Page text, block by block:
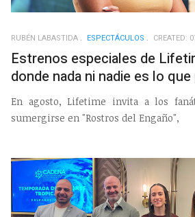
RUBÉN LABASTIDA ESPECTÁCULOS CREATED:
Estrenos especiales de
donde nada ni nadie es lo
En agosto, Lifetime invita a los
sumergirse en "Rostros del Engaño",